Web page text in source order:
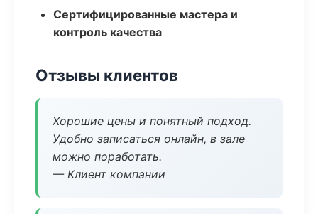
Сертифицированные мастера и
контроль качества
Отзывы клиентов
Хорошие цены и понятный подход.
Удобно записаться онлайн, в зале
можно поработать.
— Клиент компании